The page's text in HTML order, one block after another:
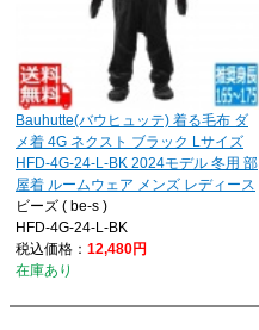
Bauhutte(バウヒュッテ) 着る毛布 ダ
メ着 4G ネクスト ブラック Lサイズ
HFD-4G-24-L-BK 2024モデル 冬用 部
屋着 ルームウェア メンズ レディース
ビーズ ( be-s )
HFD-4G-24-L-BK
税込価格： 12,480円
在庫あり